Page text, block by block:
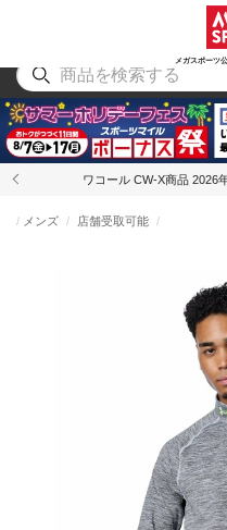
メガスポーツ
アウトドア
ワコール CW-X商品 2026
メンズ 店舗受取可能